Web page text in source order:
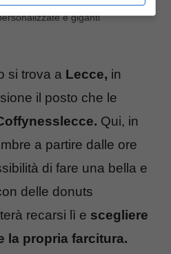
e giganti
si trova a Lecce, in
il posto che le
Qui, in
a partire dalle ore
di fare una bella e
delle donuts
recarsi lì e scegliere
la propria farcitura.